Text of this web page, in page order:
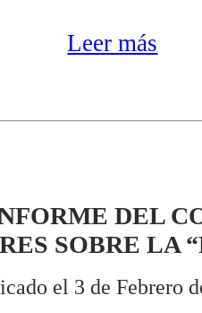
Leer más
DEL
SOBRE LA
el 3 de Febrero